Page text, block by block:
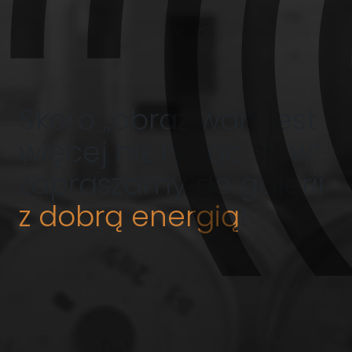
Skoro „obraz wart jest
więcej niż tysiąc słów”,
zapraszamy do galerii
z dobrą energią